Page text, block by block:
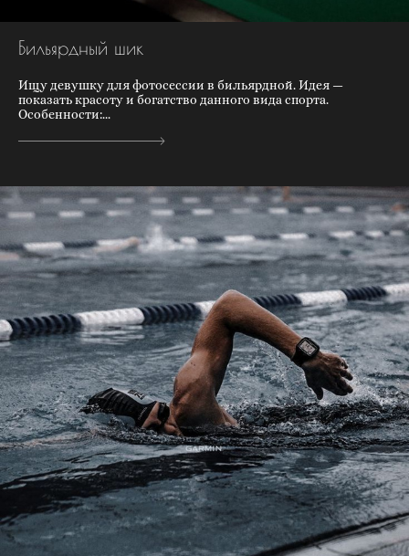
Бильярдный шик
Ищу девушку для фотосессии в бильярдной. Идея —
показать красоту и богатство данного вида спорта.
Особенности:...